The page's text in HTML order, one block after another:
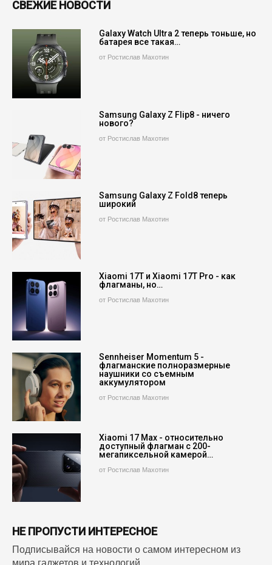
СВЕЖИЕ НОВОСТИ
Galaxy Watch Ultra 2 теперь тоньше, но
батарея все такая…
от Ростислав Махотин
Samsung Galaxy Z Flip8 - ничего
нового?
от Ростислав Махотин
Samsung Galaxy Z Fold8 теперь
широкий
от Ростислав Махотин
Xiaomi 17T и Xiaomi 17T Pro - как
флагманы, но…
от Ростислав Махотин
Sennheiser Momentum 5 -
флагманские полноразмерные
наушники со съемным
аккумулятором
от Ростислав Махотин
Xiaomi 17 Max - относительно
доступный флагман с 200-
мегапиксельной камерой…
от Ростислав Махотин
НЕ ПРОПУСТИ ИНТЕРЕСНОЕ
Подписывайся на новости о самом интересном из
мира гаджетов и технологий